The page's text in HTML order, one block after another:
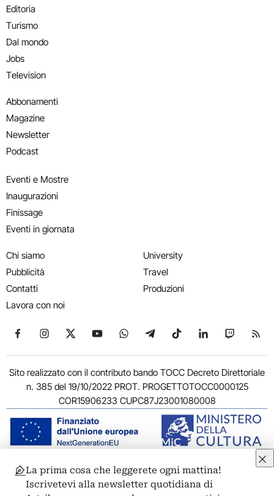
Editoria
Turismo
Dal mondo
Jobs
Television
Abbonamenti
Magazine
Newsletter
Podcast
Eventi e Mostre
Inaugurazioni
Finissage
Eventi in giornata
Chi siamo
Pubblicità
Contatti
Lavora con noi
University
Travel
Produzioni
Seguici su Facebook
Seguici su Instagram
Seguici su X
Seguici su YouTube
Seguici su WhatsApp
Seguici su Telegram
Seguici su TikTok
Seguici su
Seguici
Sito realizzato con il contributo bando TOCC Decreto Direttoriale
n. 385 del 19/10/2022 PROT. PROGETTOTOCC0000125
COR15906233 CUPC87J23001080008
© 2011-2026 ARTRIBUNE srl – Corso Vittorio Emanuele II, 287 –
00186 Roma - P.I. 11381581005
La prima cosa che leggerete ogni mattina!
Iscrivetevi alla newsletter quotidiana di